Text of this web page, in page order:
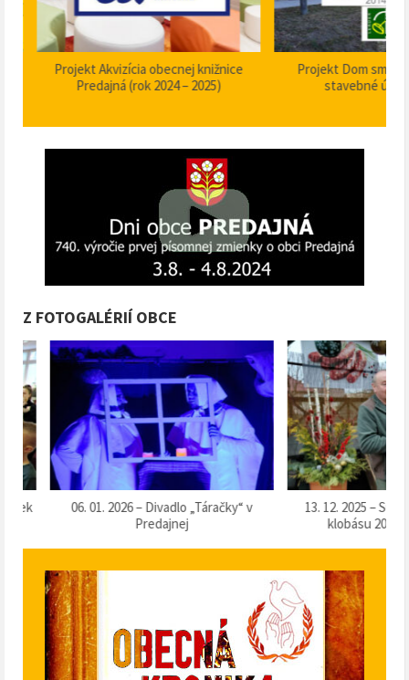
Projekt Akvizícia obecnej knižnice
Predajná (rok 2024 – 2025)
Projekt Dom smútku
stavebné úpravy
Z FOTOGALÉRIÍ OBCE
06. 01. 2026 – Divadlo „Táračky“ v
Predajnej
13. 12. 2025 – Súťaž o
klobásu 2025“ v